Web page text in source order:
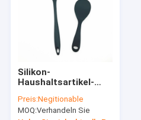
Silikon-
Haushaltsartikel-
Rostschutzmittel
ISO Ultralight
Preis:Negitionable
MOQ:Verhandeln Sie